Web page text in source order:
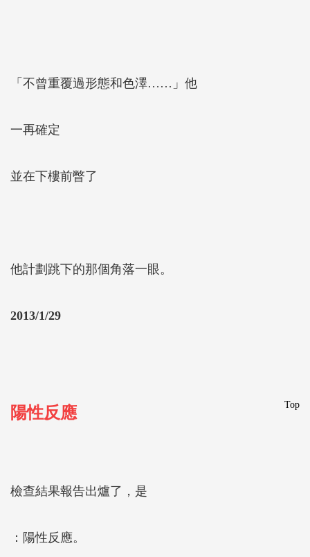
「不曾重覆過形態和色澤……」他
一再確定
並在下樓前瞥了
他計劃跳下的那個角落一眼。
2013/1/29
Top
陽性反應
檢查結果報告出爐了，是
：陽性反應。